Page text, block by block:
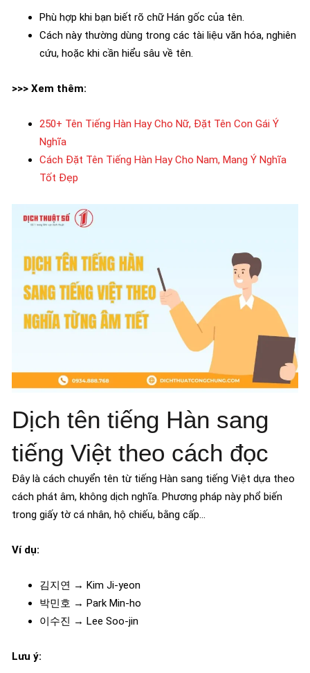
Phù hợp khi bạn biết rõ chữ Hán gốc của tên.
Cách này thường dùng trong các tài liệu văn hóa, nghiên
cứu, hoặc khi cần hiểu sâu về tên.
>>> Xem thêm:
250+ Tên Tiếng Hàn Hay Cho Nữ, Đặt Tên Con Gái Ý
Nghĩa
Cách Đặt Tên Tiếng Hàn Hay Cho Nam, Mang Ý Nghĩa
Tốt Đẹp
Dịch tên tiếng Hàn sang
tiếng Việt theo cách đọc
Đây là cách chuyển tên từ tiếng Hàn sang tiếng Việt dựa theo
cách phát âm, không dịch nghĩa. Phương pháp này phổ biến
trong giấy tờ cá nhân, hộ chiếu, bằng cấp…
Ví dụ:
김지연 → Kim Ji-yeon
박민호 → Park Min-ho
이수진 → Lee Soo-jin
Lưu ý: